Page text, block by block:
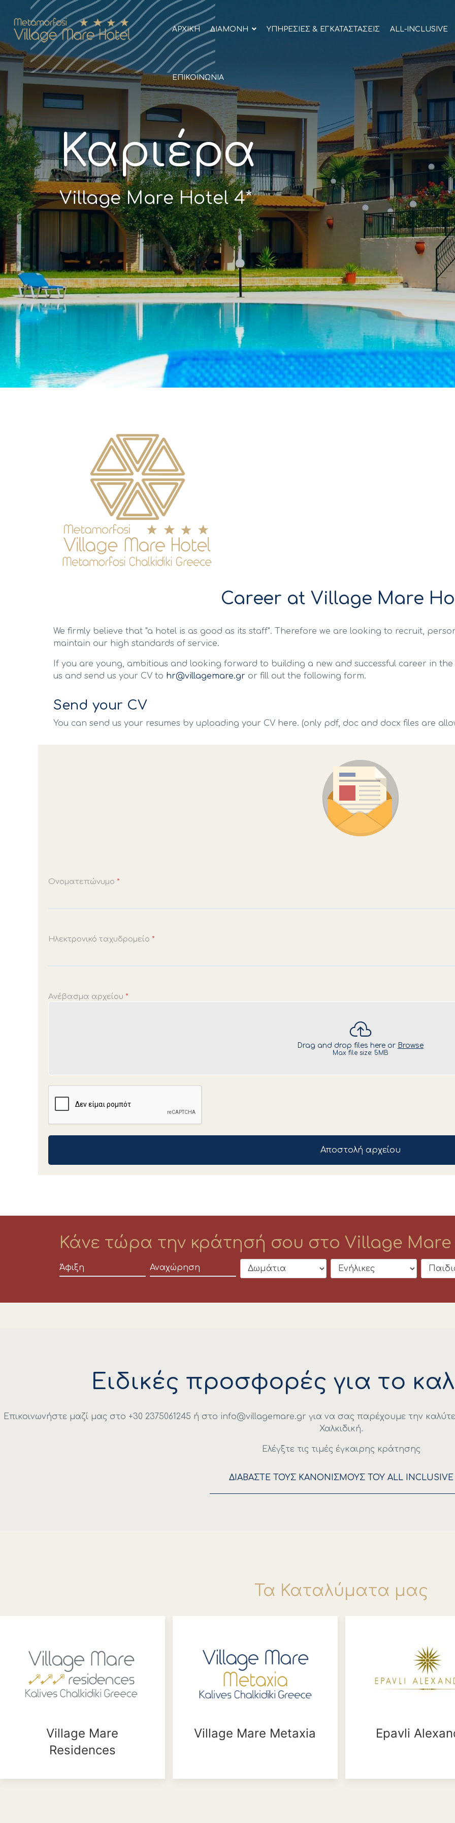
ΑΡΧΙΚΉ ΔΙΑΜΟΝΉ ΥΠΗΡΕΣΊΕΣ & ΕΓΚΑΤΑΣΤΆΣΕΙΣ ALL-INCLUSIVE
ΕΠΙΚΟΙΝΩΝΊΑ
Καριέρα
Village Mare Hotel 4*
Career at Village Mare
We firmly believe that "a hotel is as good as its staff". Therefore we are looking to recruit,
maintain our high standards of service.
If you are young, ambitious and looking forward to building a new and successful career in
us and send us your CV to hr@villagemare.gr or fill out the following form.
Send your CV
You can send us your resumes by uploading your CV here. (only pdf, doc and docx files are
Ονοματεπώνυμο *
Ηλεκτρονικό ταχυδρομείο *
Ανέβασμα αρχείου *
Drag and drop files here or Browse
Max file size: 5MB
Αποστολή αρχείου
Κάνε τώρα την κράτησή σου στο Village Mare
Ειδικές προσφορές για το
Επικοινωνήστε μαζί μας στο +30 2375061245 ή στο info@villagemare.gr για να σας παρέχουμε την
Χαλκιδική.
Ελέγξτε τις τιμές έγκαιρης κράτησης
ΔΙΑΒΑΣΤΕ ΤΟΥΣ ΚΑΝΟΝΙΣΜΟΥΣ ΤΟΥ ALL INCLUSIVE
Τα Καταλύματα μας
Village Mare
Residences
Village Mare Metaxia Epavli